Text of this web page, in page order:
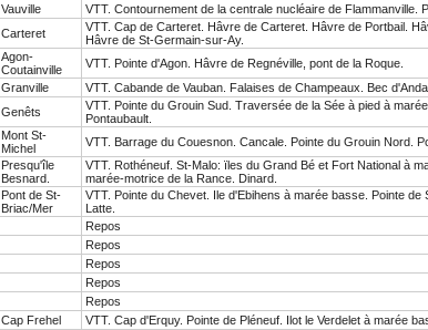
Vauville VTT. Contournement de la centrale nucléaire de Flammanville.
Carteret
VTT. Cap de Carteret. Hâvre de Carteret. Hâvre de Portbail.
Hâvre de St-Germain-sur-Ay.
Agon-
Coutainville
VTT. Pointe d'Agon. Hâvre de Regnéville, pont de la Roque.
Granville VTT. Cabande de Vauban. Falaises de Champeaux. Bec
Genêts
VTT. Pointe du Grouin Sud. Traversée de la Sée à pied à
Pontaubault.
Mont St-
Michel
VTT. Barrage du Couesnon. Cancale. Pointe du Grouin Nord.
Presqu'île
Besnard.
VTT. Rothéneuf. St-Malo: ïles du Grand Bé et Fort National à
marée-motrice de la Rance. Dinard.
Pont de St-
Briac/Mer
VTT. Pointe du Chevet. Ile d'Ebihens à marée basse. Pointe de
Latte.
Repos
Repos
Repos
Repos
Repos
Cap Frehel VTT. Cap d'Erquy. Pointe de Pléneuf. Ilot le Verdelet à marée